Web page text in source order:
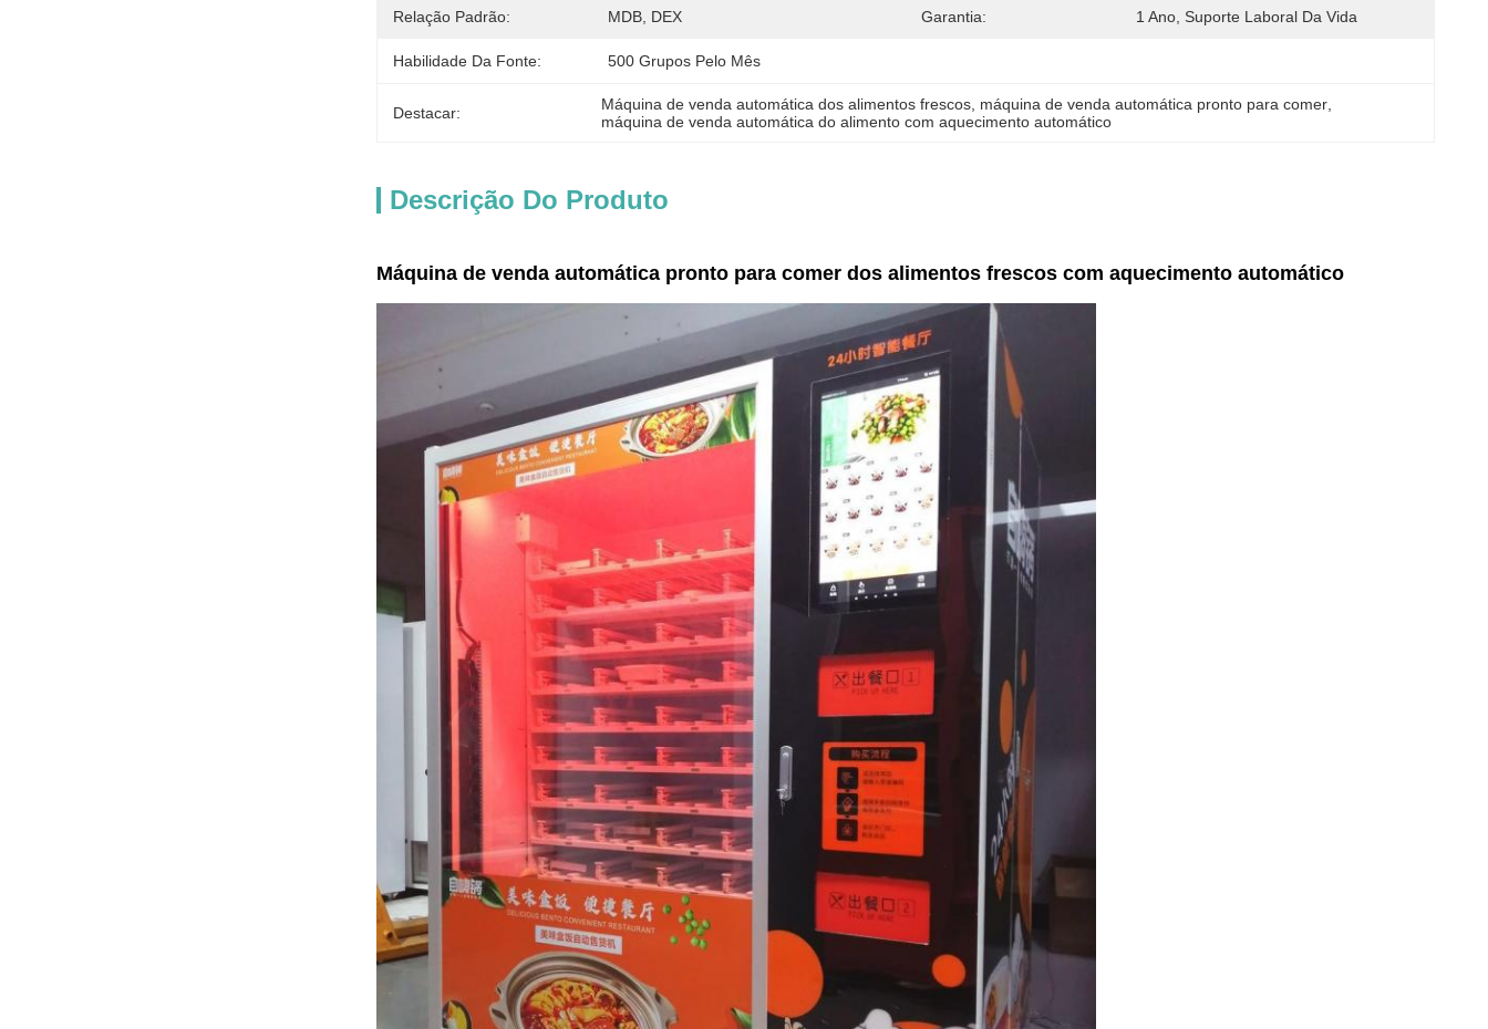
Relação Padrão: MDB, DEX Garantia: 1 Ano, Suporte Laboral Da Vida
Habilidade Da Fonte: 500 Grupos Pelo Mês
Destacar: Máquina de venda automática dos alimentos frescos máquina de venda automática pronto para comer
máquina de venda automática do alimento com aquecimento automático
Descrição Do Produto
Máquina de venda automática pronto para comer dos alimentos frescos com aquecimento automático